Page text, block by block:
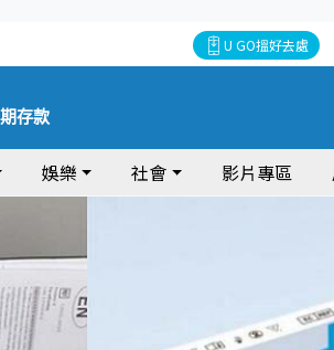
U GO搵好去處
存款
娛樂 社會 影片專區